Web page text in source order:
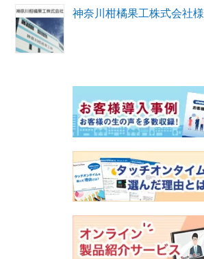
神奈川柑橘果工株式会社様